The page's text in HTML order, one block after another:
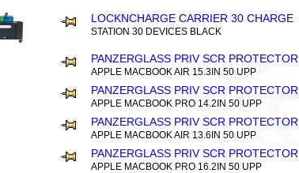
LOCKNCHARGE CARRIER 30 CHARGE
STATION 30 DEVICES BLACK
PANZERGLASS PRIV SCR PROTECTOR
APPLE MACBOOK AIR 15.3IN 50 UPP
PANZERGLASS PRIV SCR PROTECTOR
APPLE MACBOOK PRO 14.2IN 50 UPP
PANZERGLASS PRIV SCR PROTECTOR
APPLE MACBOOK AIR 13.6IN 50 UPP
PANZERGLASS PRIV SCR PROTECTOR
APPLE MACBOOK PRO 16.2IN 50 UPP